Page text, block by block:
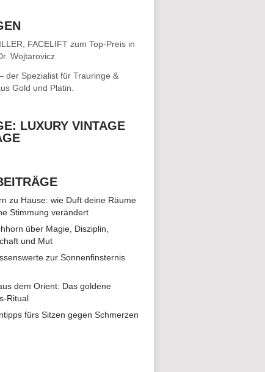
FACELIFT zum Top-Preis in
Wojtarovicz
der Spezialist für Trauringe &
Gold und Platin.
LUXURY VINTAGE
zu Hause: wie Duft deine Räume
Stimmung verändert
über Magie, Disziplin,
und Mut
zur Sonnenfinsternis
dem Orient: Das goldene
Ritual
fürs Sitzen gegen Schmerzen